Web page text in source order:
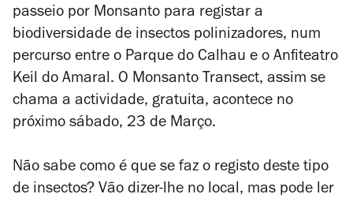
passeio por Monsanto para registar a
biodiversidade de insectos polinizadores, num
percurso entre o Parque do Calhau e o Anfiteatro
Keil do Amaral. O Monsanto Transect, assim se
chama a actividade, gratuita, acontece no
próximo sábado, 23 de Março.
Não sabe como é que se faz o registo deste tipo
de insectos? Vão dizer-lhe no local, mas pode ler